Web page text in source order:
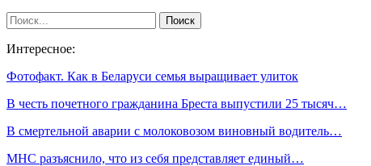
Интересное:
Фотофакт. Как в Беларуси семья выращивает улиток
В честь почетного гражданина Бреста выпустили 25 тысяч…
В смертельной аварии с молоковозом виновный водитель…
МНС разъяснило, что из себя представляет единый…